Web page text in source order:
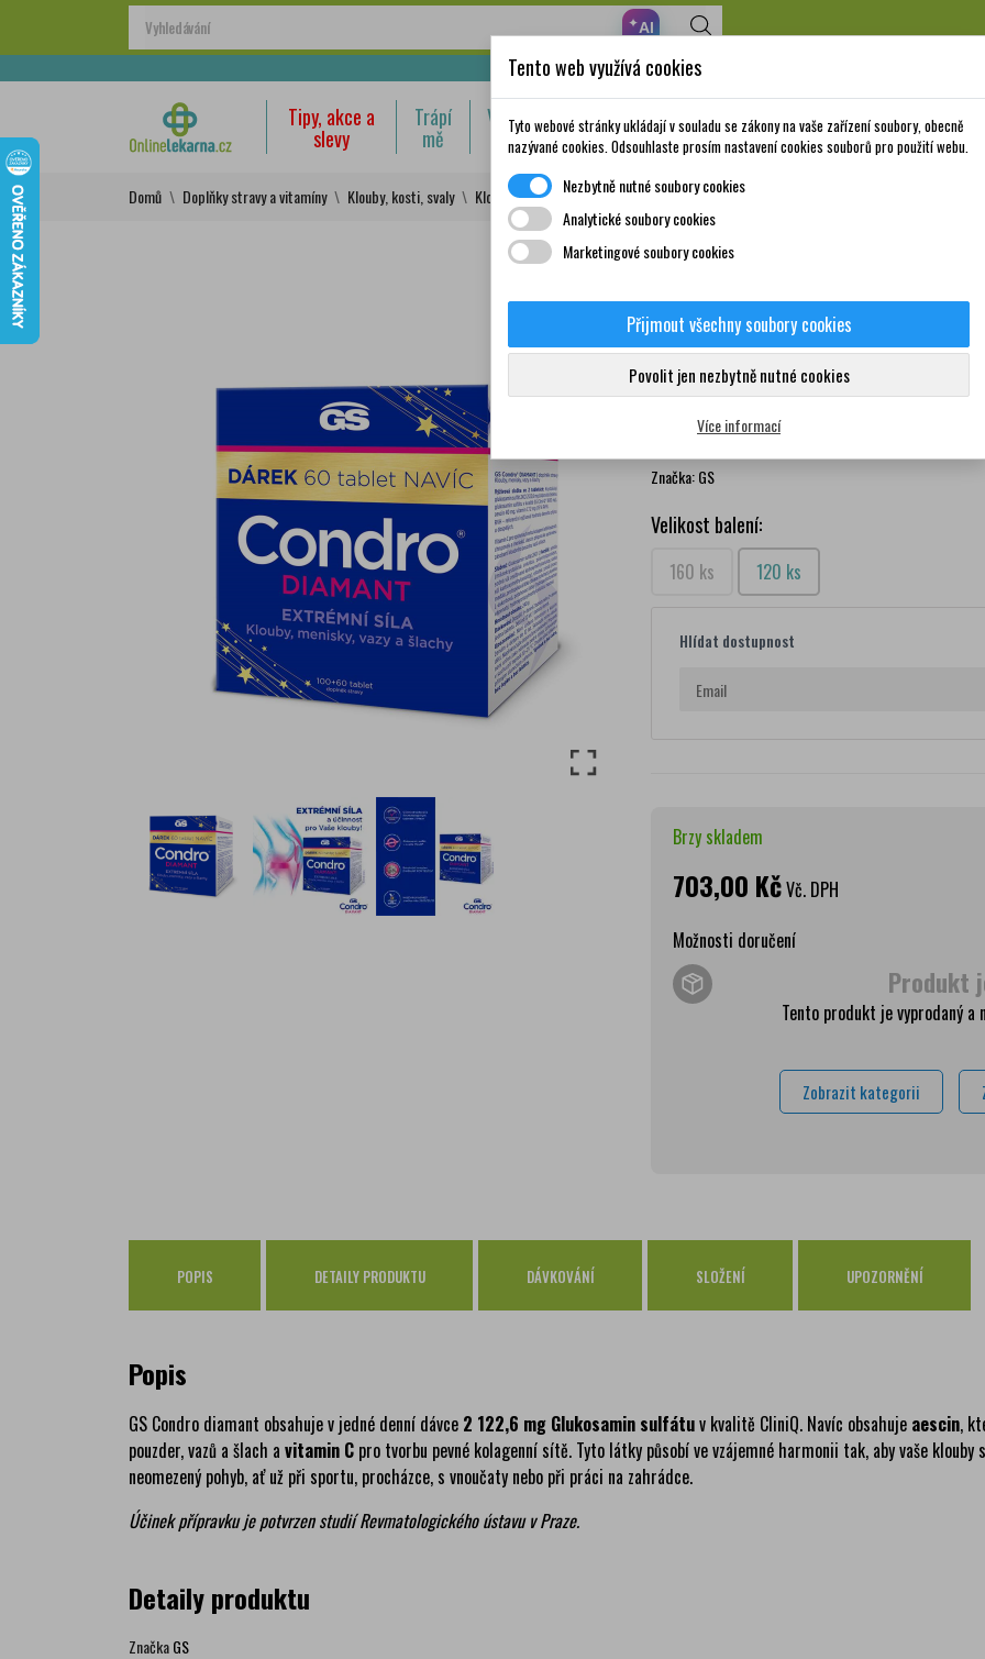
✦AI
Nakupte za 999,- Kč a získáte dopravu zdarma!
Tipy, akce a
slevy
Trápí
mě
Volně prodejné
léky
Doplňky stravy a
vitamíny
Matka a
dítě
Krása a
péče
Domů Doplňky stravy a vitamíny Klouby, kosti, svaly Klouby GS Condro Diamant 100+60 tablet dárkové balení
GS Condro Diamant
Doplněk stravy pro podporu Vašich kloubů.
CliniQ. Vyživuje nejenom kloubní chrupavky, ale
šlachy. 60 tablet NAVÍC jako dárek!
Více informací
Značka:GS
Velikost balení:
160 ks 120 ks
Hlídat dostupnost
Brzy skladem
703,00 KčVč. DPH
Možnosti doručení
Wolt doprava
79
Česká pošta Balíkovna
PPL
GLS
Produkt
Tento produkt je vyprodaný
Zobrazit kategorii
POPIS DETAILY PRODUKTU DÁVKOVÁNÍ SLOŽENÍ UPOZORNĚNÍ
Popis
GS Condro diamant obsahuje v jedné denní dávce 2 122,6 mg Glukosamin sulfátuv kvalitě CliniQ. Navíc obsahuje aescin,
pouzder, vazů a šlach a vitamin C pro tvorbu pevné kolagenní sítě. Tyto látky působí ve vzájemné harmonii tak, aby vaše
neomezený pohyb, ať už při sportu, procházce, s vnoučaty nebo při práci na zahrádce.
Účinek přípravku je potvrzen studií Revmatologického ústavu v Praze.
Detaily produktu
ZnačkaGS
Tento web využívá cookies
Tyto webové stránky ukládají v souladu se zákony na vaše zařízení soubory, obecně
nazývané cookies. Odsouhlaste prosím nastavení cookies souborů pro použití webu.
Nezbytně nutné soubory cookies
Analytické soubory cookies
Marketingové soubory cookies
Přijmout všechny soubory cookies
Povolit jen nezbytně nutné cookies
Více informací